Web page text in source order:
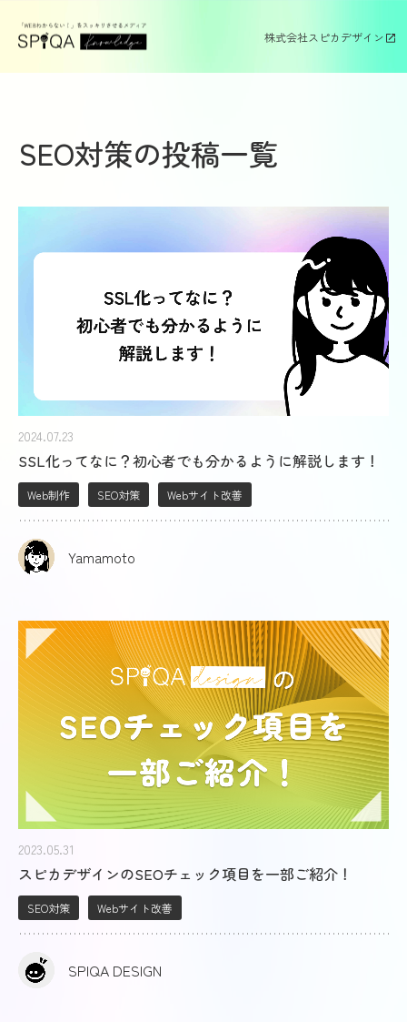
株式会社スピカデザイン
SEO対策の投稿一覧
2024.07.23
SSL化ってなに？初心者でも分かるように解説します！
Web制作 SEO対策 Webサイト改善
Yamamoto
2023.05.31
スピカデザインのSEOチェック項目を一部ご紹介！
SEO対策 Webサイト改善
SPIQA DESIGN